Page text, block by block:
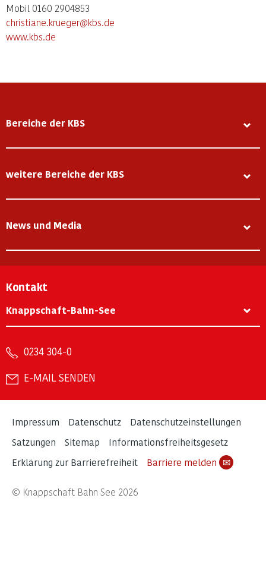
Mobil 0160 2904853
christiane.krueger@kbs.de
www.kbs.de
Bereiche der KBS
weitere Bereiche der KBS
News und Media
Kontakt
Knappschaft-Bahn-See
0234 304-0
E-MAIL SENDEN
Impressum Datenschutz
Datenschutzeinstellungen
Satzungen
Sitemap
Informationsfreiheitsgesetz
Erklärung zur Barrierefreiheit
Barriere melden ✉
© Knappschaft Bahn See 2026